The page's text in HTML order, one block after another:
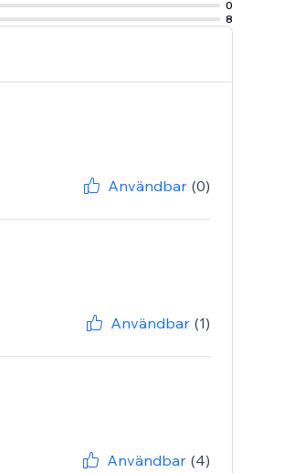
0
8
Användbar (0)
Användbar (1)
Användbar (4)